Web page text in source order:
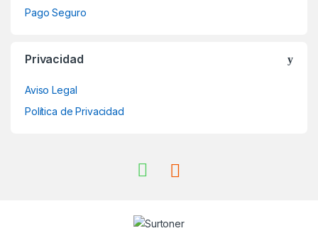
Pago Seguro
Privacidad
Aviso Legal
Política de Privacidad